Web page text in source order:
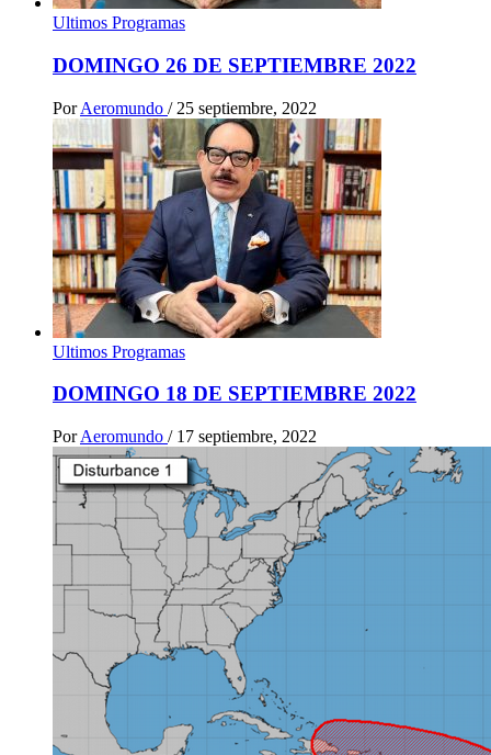
Ultimos Programas
DOMINGO 26 DE SEPTIEMBRE 2022
Por Aeromundo / 25 septiembre, 2022
Ultimos Programas
DOMINGO 18 DE SEPTIEMBRE 2022
Por Aeromundo / 17 septiembre, 2022